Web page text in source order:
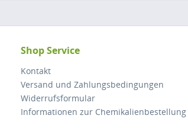
Shop Service
Kontakt
Versand und Zahlungsbedingungen
Widerrufsformular
Informationen zur Chemikalienbestellung